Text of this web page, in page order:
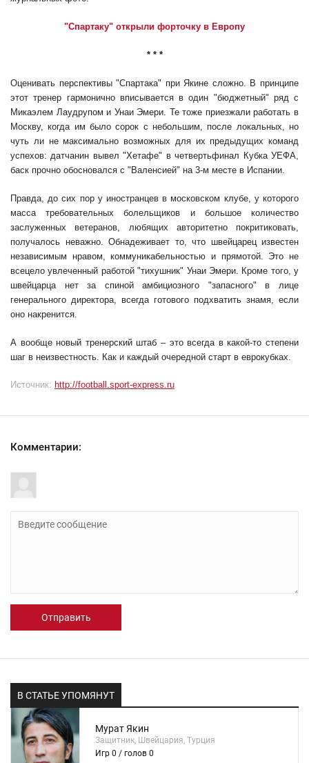
"Спартаку" открыли форточку в Европу
* * *
Оценивать перспективы "Спартака" при Якине сложно. В принципе
этот тренер гармонично вписывается в один "бюджетный" ряд с
Микаэлем Лаудрупом и Унаи Эмери. Те тоже приезжали работать в
Москву, когда им было сорок с небольшим, после локальных, но
чуть ли не максимально возможных для их предыдущих команд
успехов: датчанин вывел "Хетафе" в четвертьфинал Кубка УЕФА,
баск прочно обосновался с "Валенсией" на 3-м месте в Испании.
Правда, до сих пор у иностранцев в московском клубе, у которого
масса требовательных болельщиков и большое количество
заслуженных ветеранов, любящих авторитетно покритиковать,
получалось неважно. Обнадеживает то, что швейцарец известен
независимым нравом, коммуникабельностью и прямотой. Это не
всецело увлеченный работой "тихушник" Унаи Эмери. Кроме того, у
швейцарца нет за спиной амбициозного "запасного" в лице
генерального директора, всегда готового подхватить знамя, если
оно накренится.
А вообще новый тренерский штаб – это всегда в какой-то степени
шаг в неизвестность. Как и каждый очередной старт в еврокубках.
Источник: http://football.sport-express.ru
Комментарии:
Отправить
В СТАТЬЕ УПОМЯНУТ
Мурат Якин
Защитник, Швейцария, Турция
Игр 0 / голов 0